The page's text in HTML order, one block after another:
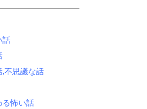
話
,不思議な話
る怖い話